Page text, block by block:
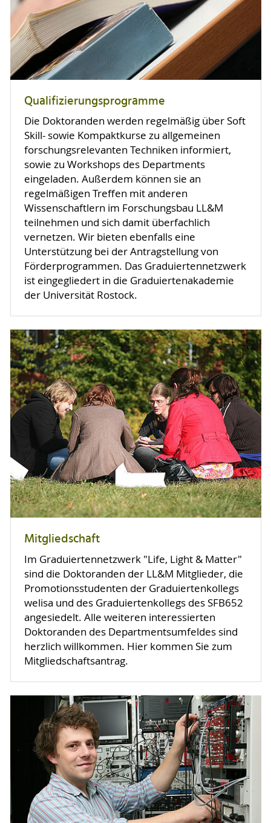
Qualifizierungsprogramme
Die Doktoranden werden regelmäßig über Soft
Skill- sowie Kompaktkurse zu allgemeinen
forschungsrelevanten Techniken informiert,
sowie zu Workshops des Departments
eingeladen. Außerdem können sie an
regelmäßigen Treffen mit anderen
Wissenschaftlern im Forschungsbau LL&M
teilnehmen und sich damit überfachlich
vernetzen. Wir bieten ebenfalls eine
Unterstützung bei der Antragstellung von
Förderprogrammen. Das Graduiertennetzwerk
ist eingegliedert in die Graduiertenakademie
der Universität Rostock.
Mitgliedschaft
Im Graduiertennetzwerk "Life, Light & Matter"
sind die Doktoranden der LL&M Mitglieder, die
Promotionsstudenten der Graduiertenkollegs
welisa und des Graduiertenkollegs des SFB652
angesiedelt. Alle weiteren interessierten
Doktoranden des Departmentsumfeldes sind
herzlich willkommen. Hier kommen Sie zum
Mitgliedschaftsantrag.